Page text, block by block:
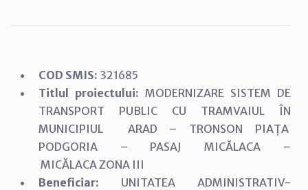
COD SMIS: 321685
Titlul proiectului: MODERNIZARE SISTEM DE
TRANSPORT PUBLIC CU TRAMVAIUL ÎN
MUNICIPIUL ARAD – TRONSON PIAȚA
PODGORIA – PASAJ MICĂLACA –
MICĂLACA ZONA III
Beneficiar: UNITATEA ADMINISTRATIV-